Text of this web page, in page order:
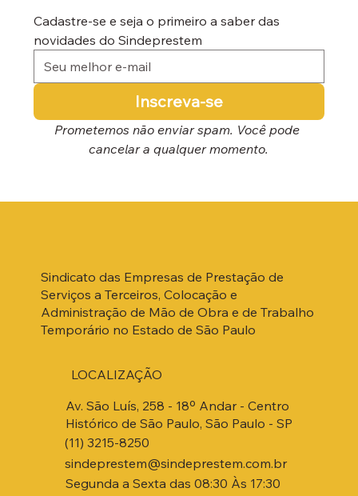
Cadastre-se e seja o primeiro a saber das
novidades do Sindeprestem
Inscreva-se
Prometemos não enviar spam. Você pode
cancelar a qualquer momento.
Sindicato das Empresas de Prestação de
Serviços a Terceiros, Colocação e
Administração de Mão de Obra e de Trabalho
Temporário no Estado de São Paulo
Av. São Luís, 258 - 18º Andar - Centro
Histórico de São Paulo, São Paulo - SP
(11) 3215-8250
sindeprestem@sindeprestem.com.br
Segunda a Sexta das 08:30 Às 17:30
LOCALIZAÇÃO